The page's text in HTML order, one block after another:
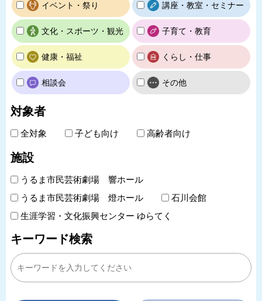
イベント・祭り 講座・教室・セミナー
文化・スポーツ・観光 子育て・教育
健康・福祉 くらし・仕事
相談会 その他
対象者
全対象 子ども向け 高齢者向け
施設
うるま市民芸術劇場 響ホール
うるま市民芸術劇場 燈ホール
石川会館
生涯学習・文化振興センター ゆらてく
キーワード検索